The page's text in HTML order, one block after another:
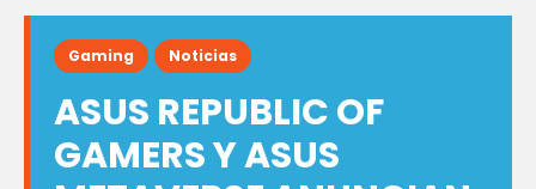
Gaming Noticias
ASUS REPUBLIC OF
GAMERS Y ASUS